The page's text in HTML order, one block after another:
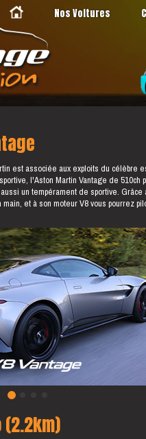
Nos Voitures
est associée aux exploits du célèbre
l'Aston Martin Vantage de 510ch
un tempérament de sportive. Grâce
et à son moteur V8 vous pourrez